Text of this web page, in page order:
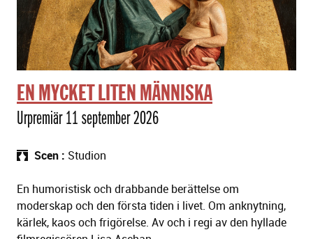
EN MYCKET LITEN MÄNNISKA
Urpremiär 11 september 2026
Scen Studion
En humoristisk och drabbande berättelse om
moderskap och den första tiden i livet. Om anknytning,
kärlek, kaos och frigörelse. Av och i regi av den hyllade